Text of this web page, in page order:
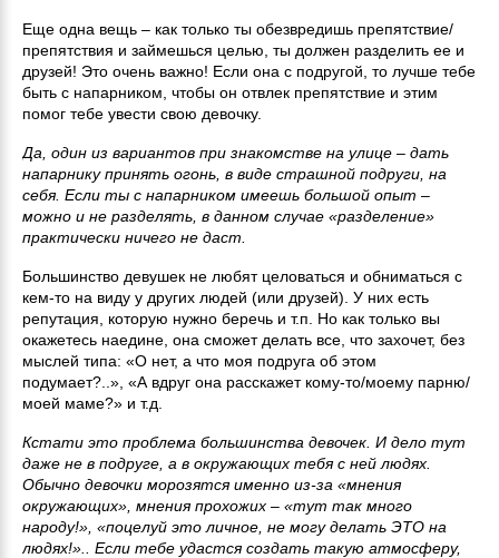
Еще одна вещь – как только ты обезвредишь препятствие/
препятствия и займешься целью, ты должен разделить ее и
друзей! Это очень важно! Если она с подругой, то лучше тебе
быть с напарником, чтобы он отвлек препятствие и этим
помог тебе увести свою девочку.
Да, один из вариантов при знакомстве на улице – дать
напарнику принять огонь, в виде страшной подруги, на
себя. Если ты с напарником имеешь большой опыт –
можно и не разделять, в данном случае «разделение»
практически ничего не даст.
Большинство девушек не любят целоваться и обниматься с
кем-то на виду у других людей (или друзей). У них есть
репутация, которую нужно беречь и т.п. Но как только вы
окажетесь наедине, она сможет делать все, что захочет, без
мыслей типа: «О нет, а что моя подруга об этом
подумает?..», «А вдруг она расскажет кому-то/моему парню/
моей маме?» и т.д.
Кстати это проблема большинства девочек. И дело тут
даже не в подруге, а в окружающих тебя с ней людях.
Обычно девочки морозятся именно из-за «мнения
окружающих», мнения прохожих – «тут так много
народу!», «поцелуй это личное, не могу делать ЭТО на
людях!».. Если тебе удастся создать такую атмосферу,